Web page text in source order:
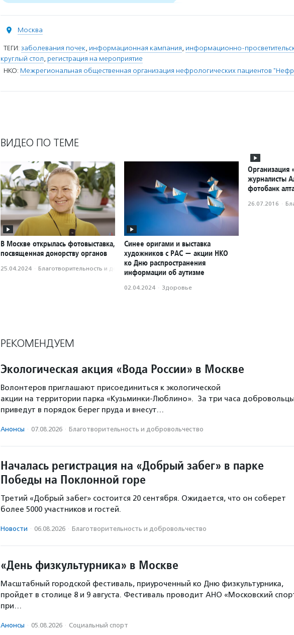
Москва
ТЕГИ: заболевания почек, информационная кампания, информационно-
круглый стол, регистрация на мероприятие
НКО: Межрегиональная общественная организация нефрологических пациентов
ВИДЕО ПО ТЕМЕ
В Москве открылась фотовыставка,
посвященная донорству органов
25.04.2024 · Благотвори­тель­ность и доброволь­чест­во
Синее оригами и выставка
художников с РАС — акции НКО
ко Дню распространения
информации об аутизме
02.04.2024 · Здоровье
журналисты
фотобанк
26.07.2016 ·
РЕКОМЕНДУЕМ
Экологическая акция «Вода России» в Москве
Волонтеров приглашают присоединиться к экологической
акции на территории парка «Кузьминки-Люблино». За три часа
приведут в порядок берег пруда и внесут…
Анонсы · 07.08.2026 · Благотвори­тель­ность и доброволь­чест­во
Началась регистрация на «Добрый забег» в парке
Победы на Поклонной горе
Третий «Добрый забег» состоится 20 сентября. Ожидается, что он соберет
более 5000 участников и гостей.
Новости · 06.08.2026 · Благотвори­тель­ность и доброволь­чест­во
«День физкультурника» в Москве
Масштабный городской фестиваль, приуроченный ко Дню физкультурника,
пройдет в столице 8 и 9 августа. Фестиваль проводит АНО «Московский
при…
Анонсы · 05.08.2026 · Социальный спорт